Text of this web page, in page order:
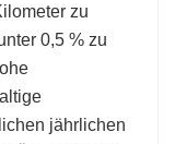
zu
0,5 % zu
jährlichen